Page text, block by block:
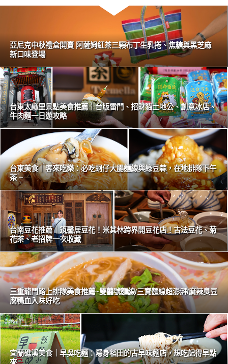
亞尼克中秋禮盒開賣 阿薩姆紅茶三顆布丁生乳捲、焦糖與黑芝麻
新口味登場
台東太麻里景點美食推薦｜台版雷門、招財貓土地公、創意冰店、
牛肉麵一日遊攻略
台東美食｜客來吃樂：必吃蚵仔大腸麵線與綠豆蒜，在地排隊下午
茶 ~
台南豆花推薦｜筑馨居豆花！米其林跨界開豆花店！古法豆花、菊
花茶、老招牌一次收藏
三重龍門路上排隊美食推薦~雙囍號麵線/三寶麵線超澎湃/麻辣臭豆
腐鴨血入味好吃
宜蘭礁溪美食｜早吳吃麵：隱身稻田的古早味麵店，想吃記得早點